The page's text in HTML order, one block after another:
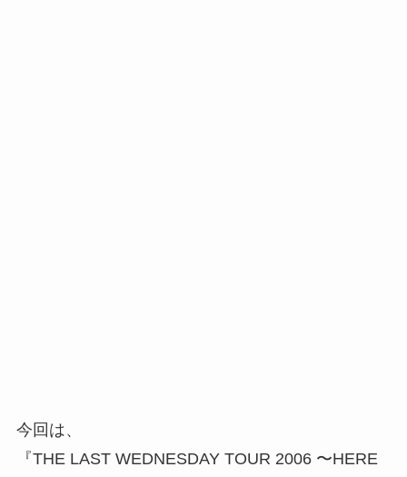
今回は、
『THE LAST WEDNESDAY TOUR 2006 〜HERE